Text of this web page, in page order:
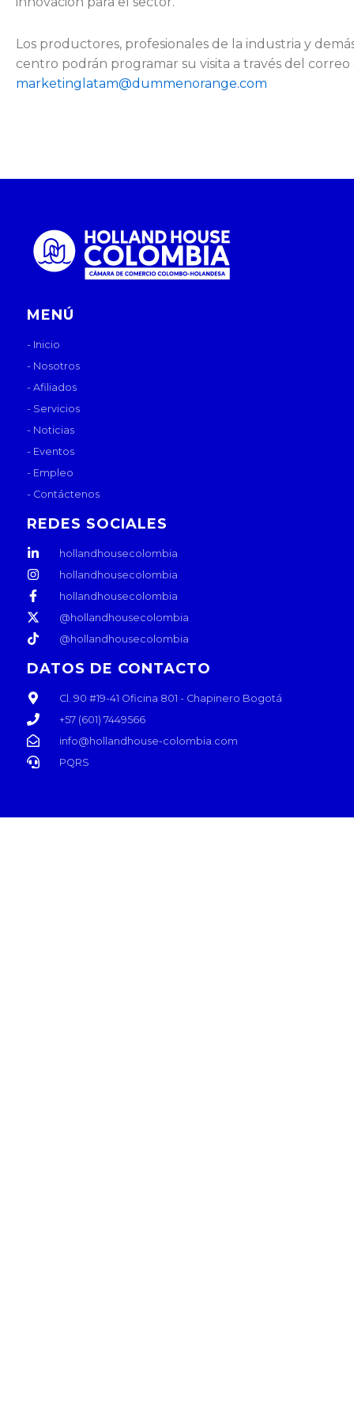
Los productores, profesionales de la industria y
centro podrán programar su visita a través del
marketinglatam@dummenorange.com
DATOS DE CONTACTO
Cl. 90 #19-41 Oficina 801 - Chapinero Bogotá
+57 (601) 7449566
info@hollandhouse-colombia.com
PQRS
REDES SOCIALES
hollandhousecolombia
hollandhousecolombia
hollandhousecolombia
@hollandhousecolombia
@hollandhousecolombia
MENÚ
- Inicio
- Nosotros
- Afiliados
- Servicios
- Noticias
- Eventos
- Empleo
- Contáctenos